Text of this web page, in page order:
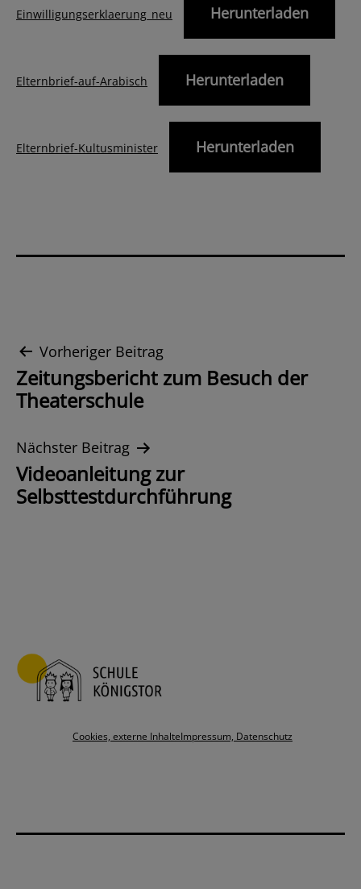
Einwilligungserklaerung_neu Herunterladen
Elternbrief-auf-Arabisch Herunterladen
Elternbrief-Kultusminister Herunterladen
Beitrags-
Navigation
Vorheriger Beitrag
Zeitungsbericht zum Besuch der
Theaterschule
Nächster Beitrag
Videoanleitung zur
Selbsttestdurchführung
Cookies, externe InhalteImpressum, Datenschutz